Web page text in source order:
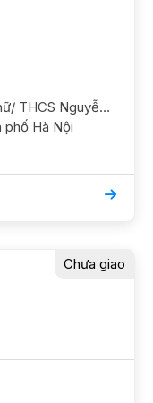
Yêu cầu khác: QT239 Toán 9/ HS nữ/ THCS Nguyễn Du/ HL TB Khá Điểm trên lớp đang duy trì 6,7. Kỳ 2 cần học ôn luyện thêm và luyện thi cấp 3 GS nữ, có kinh nghiệm ôn 9 lên 10 ĐC Gần cầu vượt Mễ Trì, gần Vin GreenBay, Mễ Trì, Nam Từ Liêm Học phí 180 - 200k/b/2h"
phố Hà Nội
Chưa giao